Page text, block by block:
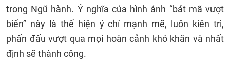
trong Ngũ hành. Ý nghĩa của hình ảnh “bát mã vượt
biển” này là thể hiện ý chí mạnh mẽ, luôn kiên trì,
phấn đấu vượt qua mọi hoàn cảnh khó khăn và nhất
định sẽ thành công.